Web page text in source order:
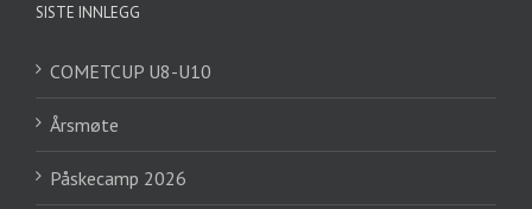
SISTE INNLEGG
COMETCUP U8-U10
Årsmøte
Påskecamp 2026